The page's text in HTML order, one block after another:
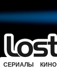
СЕРИАЛЫ КИНО